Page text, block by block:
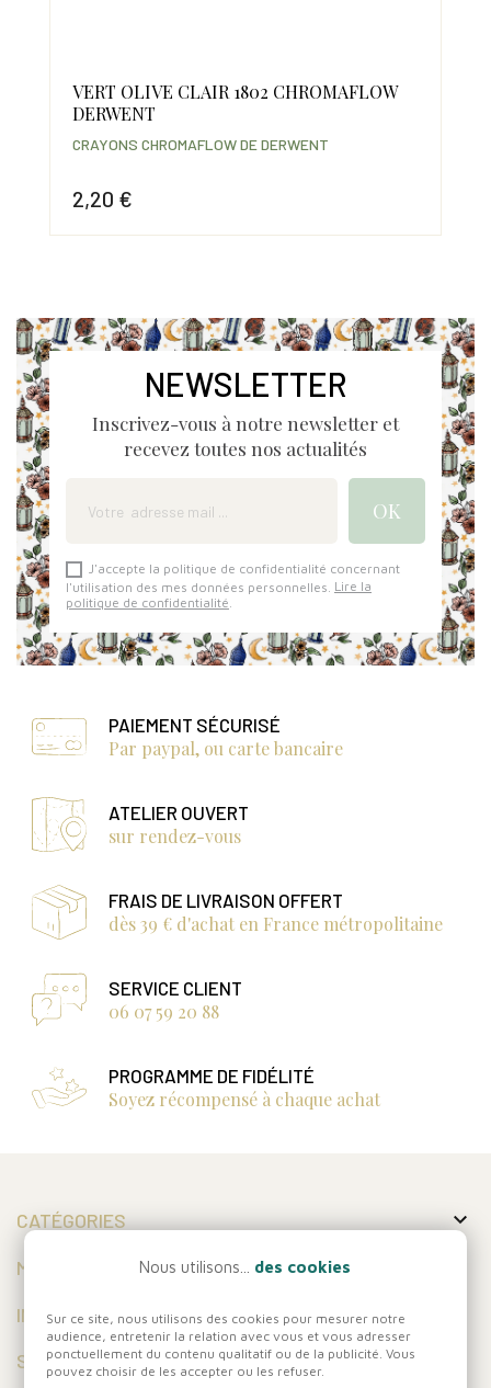
VERT OLIVE CLAIR 1802 CHROMAFLOW
DERWENT
2,20 €
CRAYONS CHROMAFLOW DE DERWENT
NEWSLETTER
Inscrivez-vous à notre newsletter et
recevez toutes nos actualités
J'accepte la politique de confidentialité concernant
l'utilisation des mes données personnelles. Lire la
politique de confidentialité.
PAIEMENT SÉCURISÉ
Par paypal, ou carte bancaire
ATELIER OUVERT
sur rendez-vous
FRAIS DE LIVRAISON OFFERT
dès 39 € d'achat en France métropolitaine
SERVICE CLIENT
06 07 59 20 88
PROGRAMME DE FIDÉLITÉ
Soyez récompensé à chaque achat
CATÉGORIES 
MON COMPTE
INFORMATIONS
SUIVEZ-NOUS
Nous utilisons... des cookies
Sur ce site, nous utilisons des cookies pour mesurer notre
audience, entretenir la relation avec vous et vous adresser
ponctuellement du contenu qualitatif ou de la publicité. Vous
pouvez choisir de les accepter ou les refuser.